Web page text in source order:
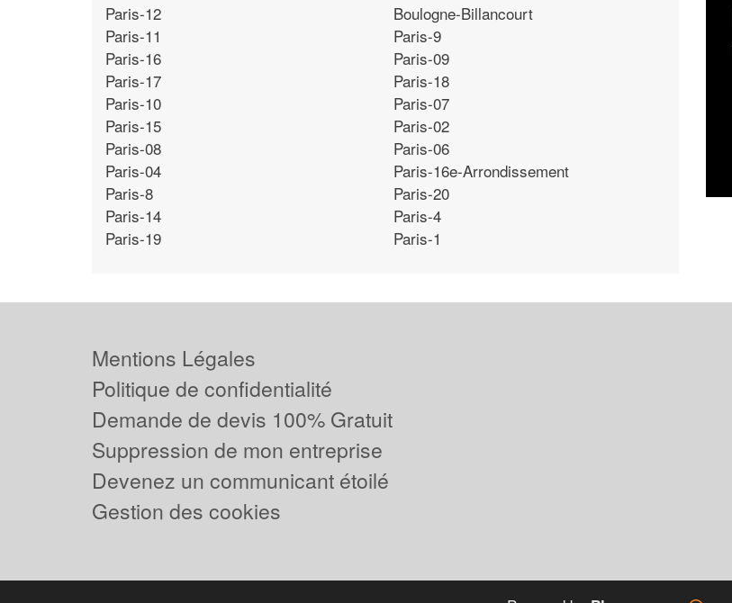
Paris-12
Paris-11
Paris-16
Paris-17
Paris-10
Paris-15
Paris-08
Paris-04
Paris-8
Paris-14
Paris-19
Boulogne-Billancourt
Paris-9
Paris-09
Paris-18
Paris-07
Paris-02
Paris-06
Paris-16e-Arrondissement
Paris-20
Paris-4
Paris-1
Mentions Légales
Politique de confidentialité
Demande de devis 100% Gratuit
Suppression de mon entreprise
Devenez un communicant étoilé
Gestion des cookies